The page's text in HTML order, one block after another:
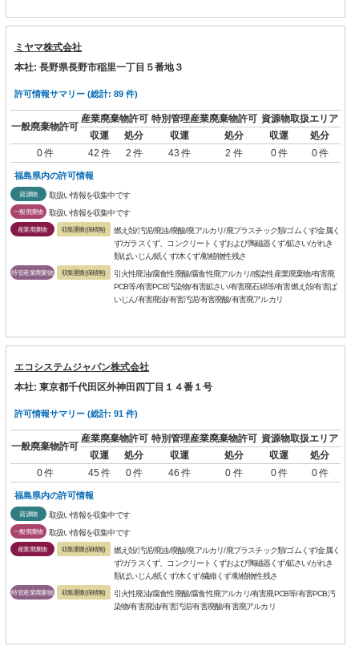
ミヤマ株式会社
本社: 長野県長野市稲里一丁目５番地３
許可情報サマリー (総計: 89 件)
一般廃棄物許可
産業廃棄物許可 特別管理産業廃棄物許可 資源物取扱エリア
収運
処分 収運 処分 収運
処分
0 件
42 件 2 件 43 件 2 件 0 件 0 件
福島県内の許可情報
資源物 取扱い情報を収集中です
一般廃棄物 取扱い情報を収集中です
産業廃棄物 収集運搬(保積無)
燃え殻/汚泥/廃油/廃酸/廃アルカリ/廃プラスチック類/ゴムくず/金属く
ず/ガラスくず、コンクリートくずおよび陶磁器くず/鉱さい/がれき
類/ばいじん/紙くず/木くず/動植物性残さ
特管産業廃棄物 収集運搬(保積無)
引火性廃油/腐食性廃酸/腐食性廃アルカリ/感染性産業廃棄物/有害廃
PCB等/有害PCB汚染物/有害鉱さい/有害廃石綿等/有害燃え殻/有害ば
いじん/有害廃油/有害汚泥/有害廃酸/有害廃アルカリ
エコシステムジャパン株式会社
本社: 東京都千代田区外神田四丁目１４番１号
許可情報サマリー (総計: 91 件)
一般廃棄物許可
産業廃棄物許可 特別管理産業廃棄物許可 資源物取扱エリア
収運
処分 収運 処分 収運
処分
0 件
45 件 0 件 46 件 0 件 0 件 0 件
福島県内の許可情報
資源物 取扱い情報を収集中です
一般廃棄物 取扱い情報を収集中です
産業廃棄物 収集運搬(保積無)
燃え殻/汚泥/廃油/廃酸/廃アルカリ/廃プラスチック類/ゴムくず/金属く
ず/ガラスくず、コンクリートくずおよび陶磁器くず/鉱さい/がれき
類/ばいじん/紙くず/木くず/繊維くず/動植物性残さ
特管産業廃棄物 収集運搬(保積無)
引火性廃油/腐食性廃酸/腐食性廃アルカリ/有害廃PCB等/有害PCB汚
染物/有害廃油/有害汚泥/有害廃酸/有害廃アルカリ